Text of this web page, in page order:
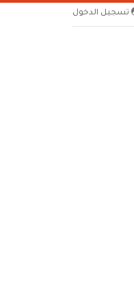
تسجيل الدخول